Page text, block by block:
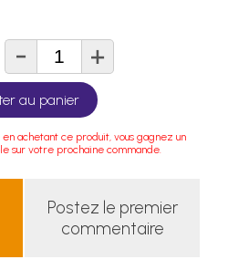
- +
au panier
achetant ce produit, vous gagnez un
sur votre prochaine commande.
Postez le premier
commentaire